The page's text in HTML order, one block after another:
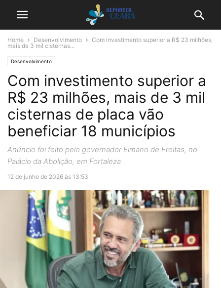
Home Desenvolvimento
Com investimento superior a R$ 23 milhões,
mais de 3 mil cisternas...
Desenvolvimento
Com investimento superior a
R$ 23 milhões, mais de 3 mil
cisternas de placa vão
beneficiar 18 municípios
Anúncio foi feito pelo governador Elmano de Freitas, no
Palácio da Abolição, em Fortaleza
12 de junho de 2026 às 13:53